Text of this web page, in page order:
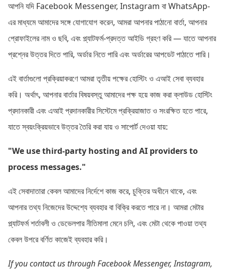
আপনি যদি Facebook Messenger, Instagram বা WhatsApp-
এর মাধ্যমে আমাদের সঙ্গে যোগাযোগ করেন, আমরা আপনার পাঠানো বার্তা, আপনার
প্রোফাইলের নাম ও ছবি, এবং প্ল্যাটফর্ম-প্রদত্ত আইডি গ্রহণ করি — যাতে আপনার
প্রশ্নের উত্তর দিতে পারি, অর্ডার নিতে পারি এবং অর্ডারের আপডেট পাঠাতে পারি।
এই বার্তাগুলো প্রক্রিয়াকরণে আমরা তৃতীয় পক্ষের হোস্টিং ও এআই সেবা ব্যবহার
করি। অর্থাৎ, আপনার বার্তার বিষয়বস্তু আমাদের পক্ষ হয়ে কাজ করা ক্লাউড হোস্টিং
প্রদানকারী এবং এআই প্রদানকারীর সিস্টেমে প্রক্রিয়াজাত ও সংরক্ষিত হতে পারে,
যাতে স্বয়ংক্রিয়ভাবে উত্তর তৈরি করা যায় ও সাপোর্ট দেওয়া যায়:
"We use third-party hosting and AI providers to
process messages."
এই সেবাদাতারা কেবল আমাদের নির্দেশে কাজ করে, চুক্তির অধীনে থাকে, এবং
আপনার তথ্য নিজেদের উদ্দেশ্যে ব্যবহার বা বিক্রি করতে পারে না। আমরা মেটার
প্ল্যাটফর্ম শর্তাবলী ও ডেভেলপার নীতিমালা মেনে চলি, এবং মেটা থেকে পাওয়া তথ্য
কেবল উপরে বর্ণিত কাজেই ব্যবহার করি।
If you contact us through Facebook Messenger, Instagram,